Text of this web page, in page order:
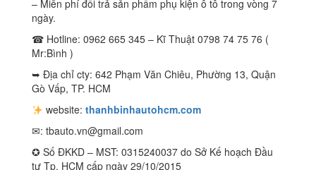
– Miễn phí đổi trả sản phẩm phụ kiện ô tô trong vòng 7
ngày.
☎ Hotline: 0962 665 345 – Kĩ Thuật 0798 74 75 76 (
Mr:Bình )
➥ Địa chỉ cty: 642 Phạm Văn Chiêu, Phường 13, Quận
Gò Vấp, TP. HCM
website: thanhbinhautohcm.com
✉: tbauto.vn@gmail.com
✪ Số ĐKKD – MST: 0315240037 do Sở Kế hoạch Đầu
tư Tp. HCM cấp ngày 29/10/2015